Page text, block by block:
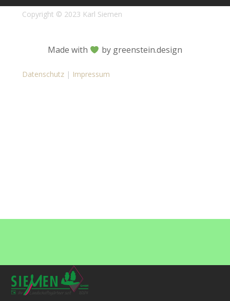
Copyright © 2023 Karl Siemen
Made with by greenstein.design
Datenschutz| Impressum